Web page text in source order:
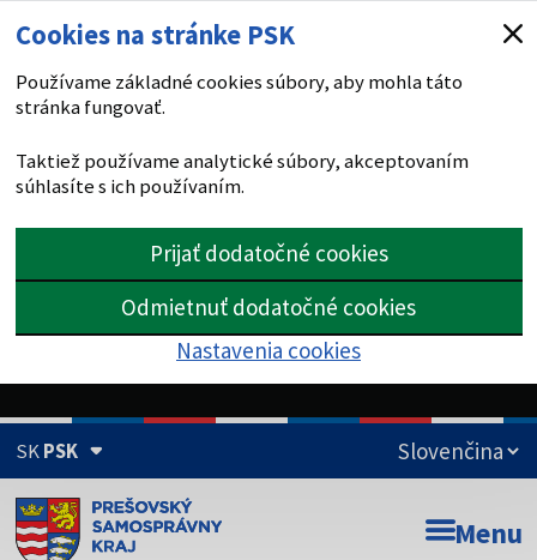
Cookies na stránke PSK
Používame základné cookies súbory, aby mohla táto
stránka fungovať.
Taktiež používame analytické súbory, akceptovaním
súhlasíte s ich používaním.
Prijať dodatočné cookies
Odmietnuť dodatočné cookies
Nastavenia cookies
SKPSK
Doména psk.sk je oficiálna Menu